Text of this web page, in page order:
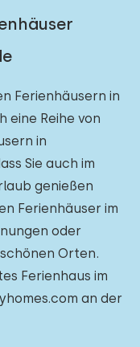
Ferienhäusern in
eine Reihe von
in
Sie auch im
genießen
Ferienhäuser im
oder
Orten.
Ferienhaus im
an der